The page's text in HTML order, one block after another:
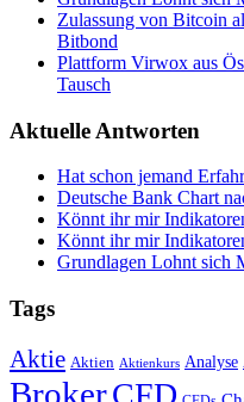
Zulassung von Bitcoin
Bitbond
Plattform Virwox aus
Tausch
Aktuelle Antworten
Hat schon jemand
Deutsche Bank Chart
Könnt ihr mir
Könnt ihr mir
Grundlagen Lohnt sich
Tags
Aktie Aktien Aktienkurs Analyse
BrokerCFD